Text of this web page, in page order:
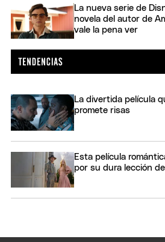
La nueva serie de
novela del autor de
vale la pena ver
La divertida película
promete risas
Esta película
por su dura lección